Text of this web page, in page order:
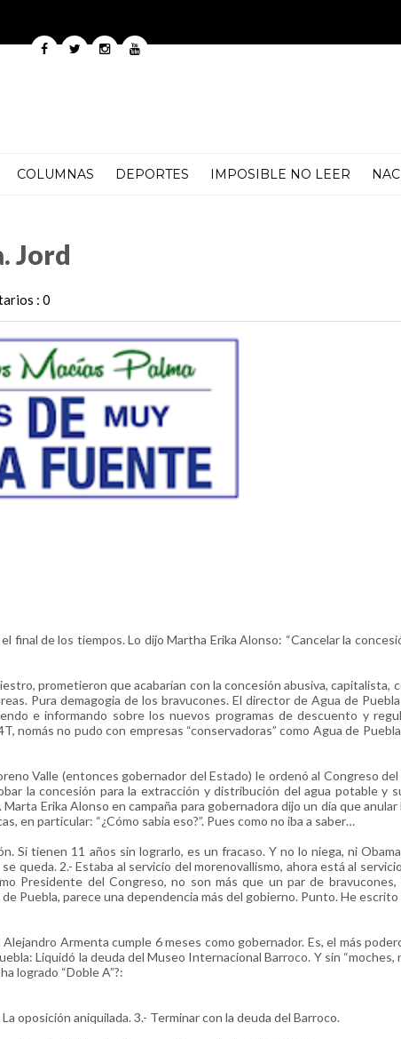
COLUMNAS DEPORTES IMPOSIBLE NO LEER
Jord
: 0
final de los tiempos. Lo dijo Martha Erika Alonso: “Cancelar la
prometieron que acabarían con la concesión abusiva, capitalista,
Pura demagogia de los bravucones. El director de Agua de
e informando sobre los nuevos programas de descuento y
nomás no pudo con empresas “conservadoras” como Agua de
Valle (entonces gobernador del Estado) le ordenó al Congreso
la concesión para la extracción y distribución del agua potable y
Erika Alonso en campaña para gobernadora dijo un día que anular
en particular: “¿Cómo sabia eso?”. Pues como no iba a saber…
Si tienen 11 años sin lograrlo, es un fracaso. Y no lo niega, ni
queda. 2.- Estaba al servicio del morenovallismo, ahora está al
Presidente del Congreso, no son más que un par de bravucones,
Puebla, parece una dependencia más del gobierno. Punto. He
Armenta cumple 6 meses como gobernador. Es, el más
Liquidó la deuda del Museo Internacional Barroco. Y sin “moches,
logrado “Doble A”?:
oposición aniquilada. 3.- Terminar con la deuda del Barroco.